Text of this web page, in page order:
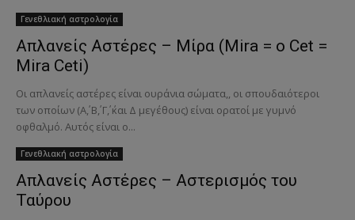
Γενεθλιακή αστρολογία
Απλανείς Αστέρες – Μίρα (Mira = ο Cet =
Mira Ceti)
Οι απλανείς αστέρες είναι ουράνια σώματα,, οι σπουδαιότεροι
των οποίων (Α΄, Β΄, Γ΄, ΄και Δ μεγέθους) είναι ορατοί με γυμνό
οφθαλμό. Αυτός είναι ο...
Γενεθλιακή αστρολογία
Απλανείς Αστέρες – Αστερισμός του
Ταύρου